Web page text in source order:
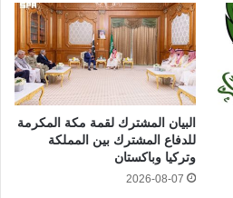
البيان المشترك لقمة مكة المكرمة
للدفاع المشترك بين المملكة
وتركيا وباكستان
2026-08-07